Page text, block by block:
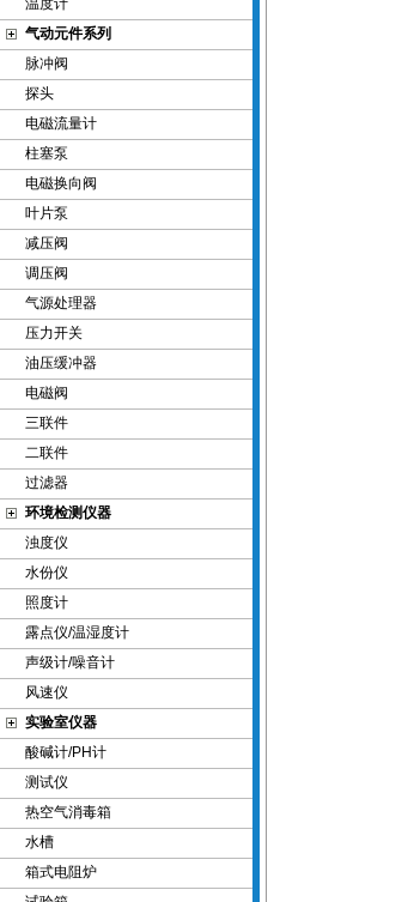
温度计
气动元件系列
脉冲阀
探头
电磁流量计
柱塞泵
电磁换向阀
叶片泵
减压阀
调压阀
气源处理器
压力开关
油压缓冲器
电磁阀
三联件
二联件
过滤器
环境检测仪器
浊度仪
水份仪
照度计
露点仪/温湿度计
声级计/噪音计
风速仪
实验室仪器
酸碱计/PH计
测试仪
热空气消毒箱
水槽
箱式电阻炉